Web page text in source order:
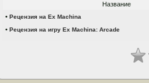
Название
• Рецензия на Ex Machina
• Рецензия на игру Ex Machina: Arcade